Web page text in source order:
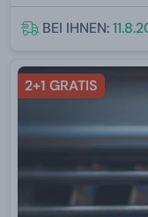
BEI IHNEN:
2+1 GRATIS